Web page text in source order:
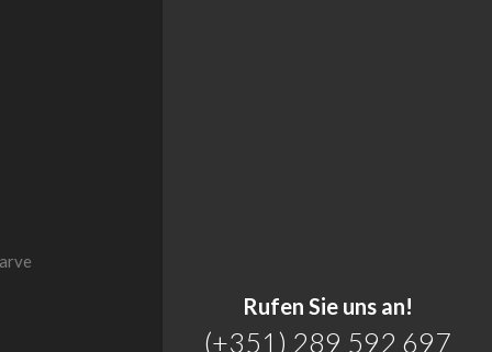
Rufen Sie uns an!
(+351) 289 592 697